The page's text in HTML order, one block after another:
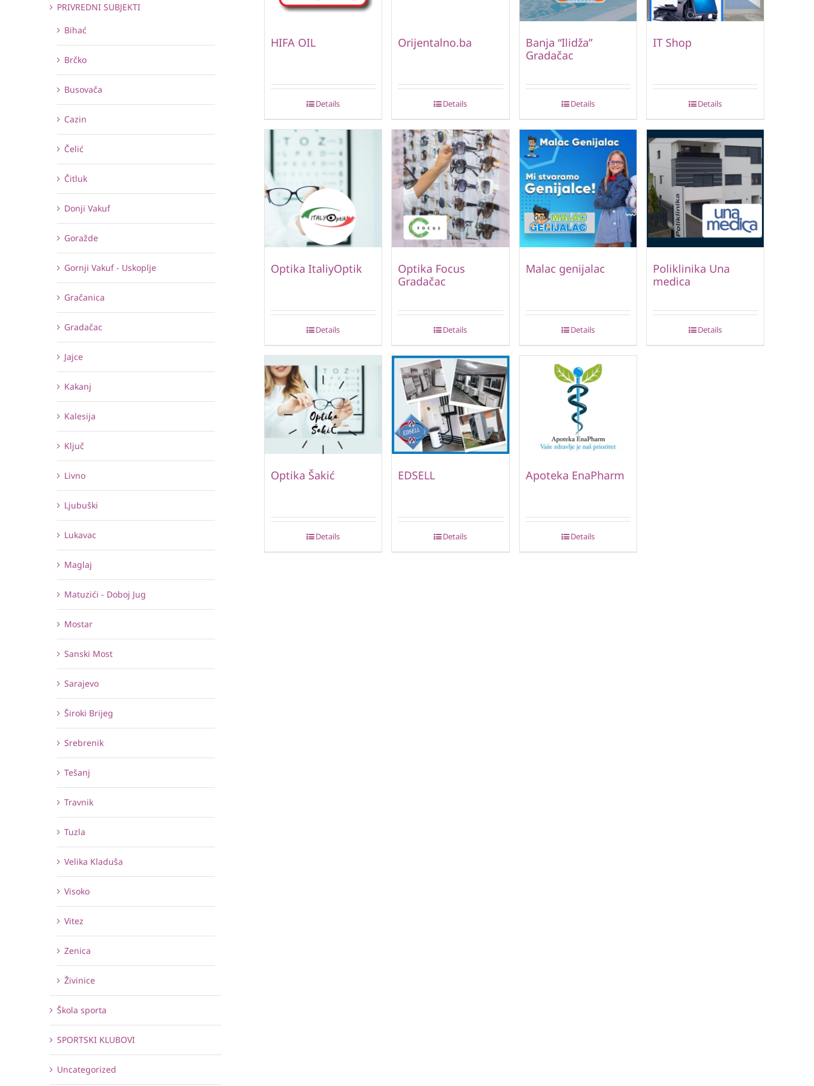
HIFA OIL
Details
Orijentalno.ba
Details
Banja “Ilidža”
Gradačac
Details
IT Shop
Details
Optika ItaliyOptik
Details
Optika Focus
Gradačac
Details
Malac genijalac
Details
Poliklinika Una
medica
Details
Optika Šakić
Details
EDSELL
Details
Apoteka EnaPharm
Details
PRIVREDNI SUBJEKTI
Bihać
Brčko
Busovača
Cazin
Čelić
Čitluk
Donji Vakuf
Goražde
Gornji Vakuf - Uskoplje
Gračanica
Gradačac
Jajce
Kakanj
Kalesija
Ključ
Livno
Ljubuški
Lukavac
Maglaj
Matuzići - Doboj Jug
Mostar
Sanski Most
Sarajevo
Široki Brijeg
Srebrenik
Tešanj
Travnik
Tuzla
Velika Kladuša
Visoko
Vitez
Zenica
Živinice
Škola sporta
SPORTSKI KLUBOVI
Uncategorized